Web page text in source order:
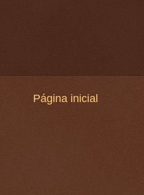
Página inicial